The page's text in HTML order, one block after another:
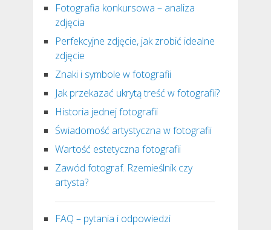
Fotografia konkursowa – analiza
zdjęcia
Perfekcyjne zdjęcie, jak zrobić idealne
zdjęcie
Znaki i symbole w fotografii
Jak przekazać ukrytą treść w fotografii?
Historia jednej fotografii
Świadomość artystyczna w fotografii
Wartość estetyczna fotografii
Zawód fotograf. Rzemieślnik czy
artysta?
FAQ – pytania i odpowiedzi